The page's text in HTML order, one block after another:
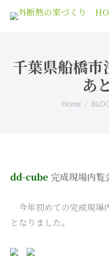
千葉県船橋
あ
You are
Home
dd-cube 完成現場内
今年初めての完成現場
となりました。